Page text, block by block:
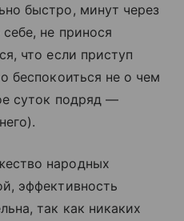
быстро, минут через
не принося
что если приступ
беспокоиться не о чем
суток подряд —
народных
эффективность
так как никаких